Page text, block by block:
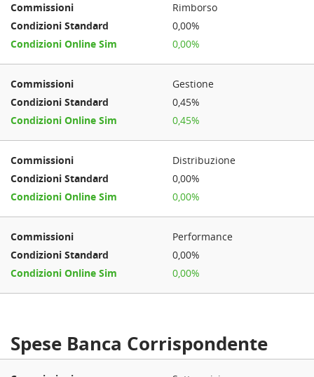
Rimborso
0,00%
0,00%
Gestione
0,45%
0,45%
Distribuzione
0,00%
0,00%
Performance
0,00%
0,00%
Spese Banca Corrispondente